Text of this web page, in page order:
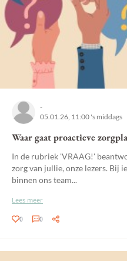
-
05.01.26, 11:00 's middags
Waar gaat proactieve
In de rubriek 'VRAAG!'
zorg van jullie, onze lezers. Bij
binnen ons team...
Lees meer
0 0